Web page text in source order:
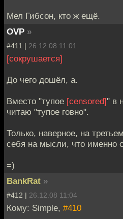
Мел Гибсон, кто ж ещё.
OVP »
#411 | 26.12.08 11:01
[сокрушается]
До чего дошёл, а.
Вместо "тупое [censored]" в
читаю "тупое говно".
Только, наверное, на
себя на мысли, что именно
=)
BankRat »
#412 | 26.12.08 11:04
Кому: Simple, #410